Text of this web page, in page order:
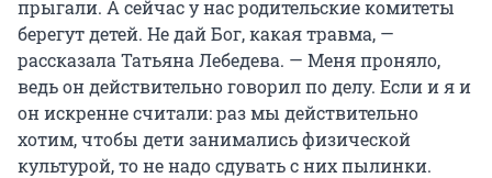
прыгали. А сейчас у нас родительские комитеты
берегут детей. Не дай Бог, какая травма, —
рассказала Татьяна Лебедева. — Меня проняло,
ведь он действительно говорил по делу. Если и я и
он искренне считали: раз мы действительно
хотим, чтобы дети занимались физической
культурой, то не надо сдувать с них пылинки.